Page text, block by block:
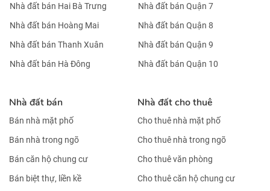
Nhà đất bán Hai Bà Trưng
Nhà đất bán Hoàng Mai
Nhà đất bán Thanh Xuân
Nhà đất bán Hà Đông
Nhà đất bán Quận 7
Nhà đất bán Quận 8
Nhà đất bán Quận 9
Nhà đất bán Quận 10
Nhà đất bán
Bán nhà mặt phố
Bán nhà trong ngõ
Bán căn hộ chung cư
Bán biệt thự, liền kề
Nhà đất cho thuê
Cho thuê nhà mặt phố
Cho thuê nhà trong ngõ
Cho thuê văn phòng
Cho thuê căn hộ chung cư